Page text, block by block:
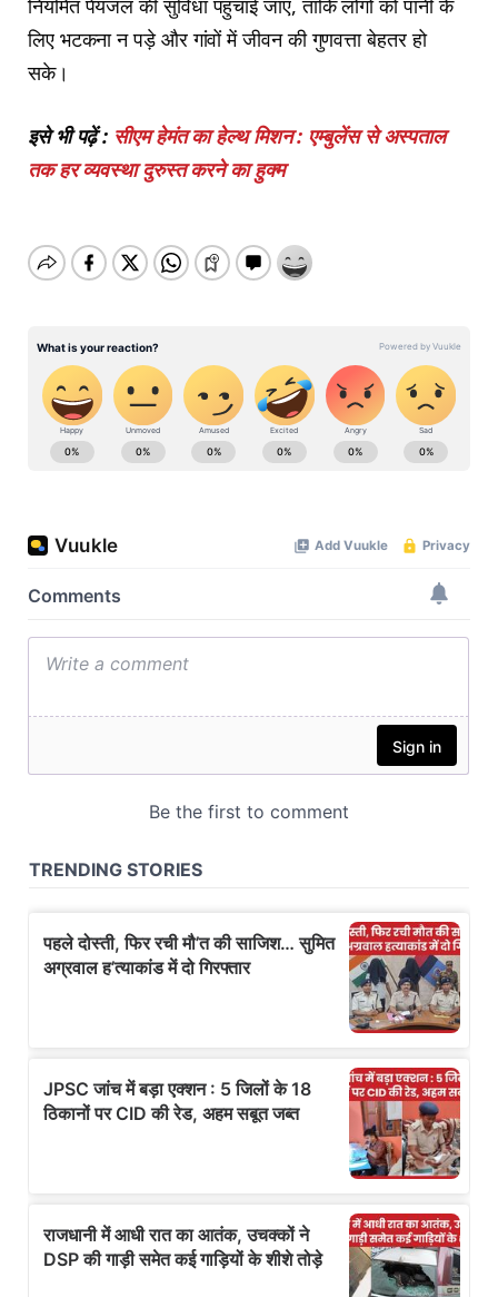
लिए भटकना न पड़े और गांवों में जीवन की गुणवत्ता बेहतर हो
सके।
इसे भी पढ़ें : सीएम हेमंत का हेल्थ मिशन : एम्बुलेंस से अस्पताल
तक हर व्यवस्था दुरुस्त करने का हुक्म